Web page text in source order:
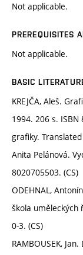
Not applicable.
PREREQUISITES
Not applicable.
BASIC
KREJČA, Aleš.
1994. 206 s.
grafiky.
Anita Pelánová.
8020705503. (CS)
ODEHNAL,
škola uměleckých
0-3. (CS)
RAMBOUSEK,